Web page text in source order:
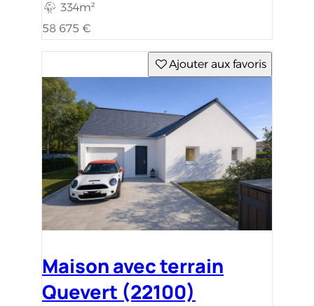
334m²
58 675 €
Ajouter aux favoris
Maison avec terrain
Quevert (22100)